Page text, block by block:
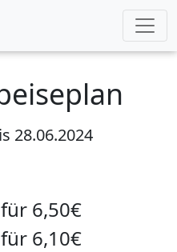
28.06.2024
6,50€
6,10€